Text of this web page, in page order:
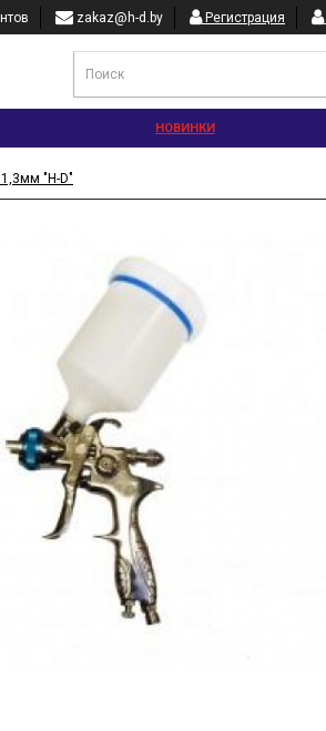
zakaz@h-d.by Регистрация
НОВИНКИ
1,3мм "H-D"